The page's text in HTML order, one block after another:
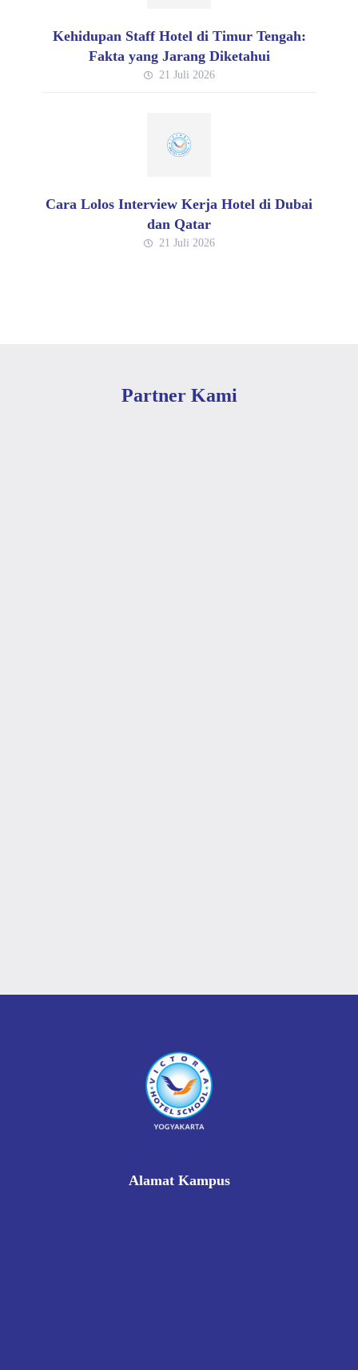
Kehidupan Staff Hotel di Timur Tengah:
Fakta yang Jarang Diketahui
21 Juli 2026
Cara Lolos Interview Kerja Hotel di Dubai
dan Qatar
21 Juli 2026
Partner Kami
Alamat Kampus